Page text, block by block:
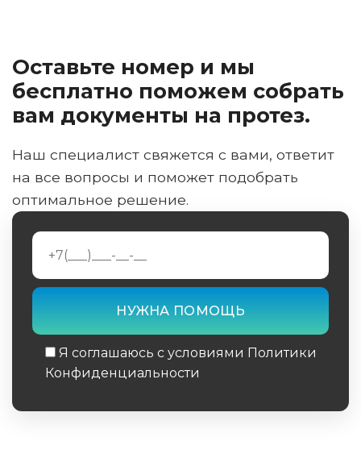
Оставьте номер и мы
бесплатно поможем собрать
вам документы на протез.
Наш специалист свяжется с вами, ответит
на все вопросы и поможет подобрать
оптимальное решение.
Я соглашаюсь с условиями Политики
Конфиденциальности